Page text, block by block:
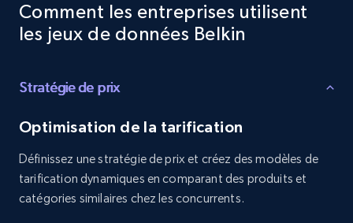
Comment les entreprises utilisent
les jeux de données Belkin
Stratégie de prix
Optimisation de la tarification
Définissez une stratégie de prix et créez des modèles de
tarification dynamiques en comparant des produits et
catégories similaires chez les concurrents.